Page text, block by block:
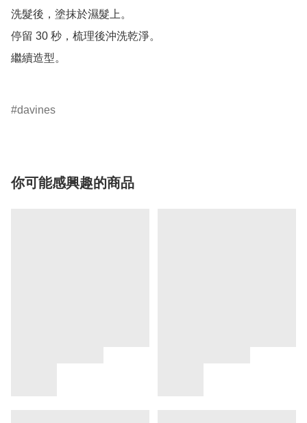
洗髮後，塗抹於濕髮上。
停留 30 秒，梳理後沖洗乾淨。
繼續造型。
davines
你可能感興趣的商品